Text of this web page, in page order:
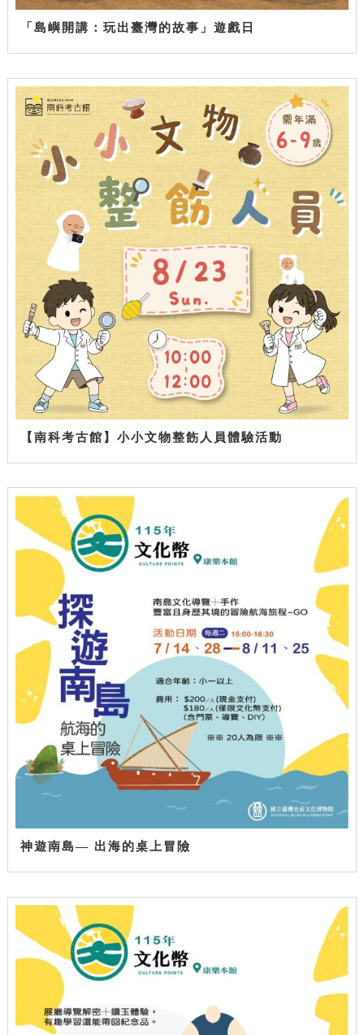
「島嶼開講：玩出臺灣的故事」遊戲日
【南科考古館】小小文物整飭人員體驗活動
神遊南島— 出海的桌上冒險